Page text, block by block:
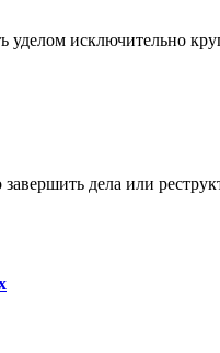
исключительно
дела или